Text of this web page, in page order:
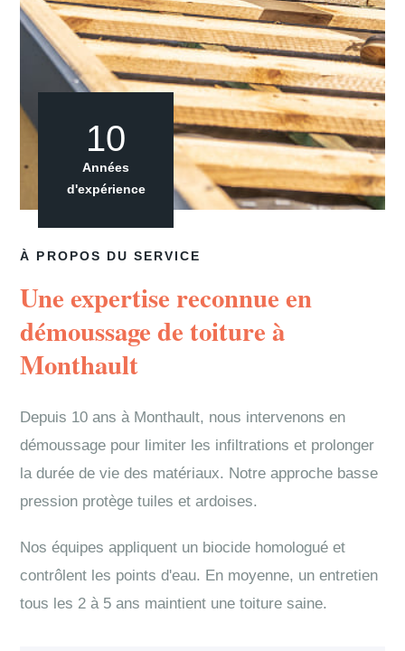
À PROPOS DU SERVICE
Une expertise reconnue en
démoussage de toiture à
Monthault
Depuis 10 ans à Monthault, nous intervenons en
démoussage pour limiter les infiltrations et prolonger
la durée de vie des matériaux. Notre approche basse
pression protège tuiles et ardoises.
Nos équipes appliquent un biocide homologué et
contrôlent les points d'eau. En moyenne, un entretien
tous les 2 à 5 ans maintient une toiture saine.
10
Années
d'expérience